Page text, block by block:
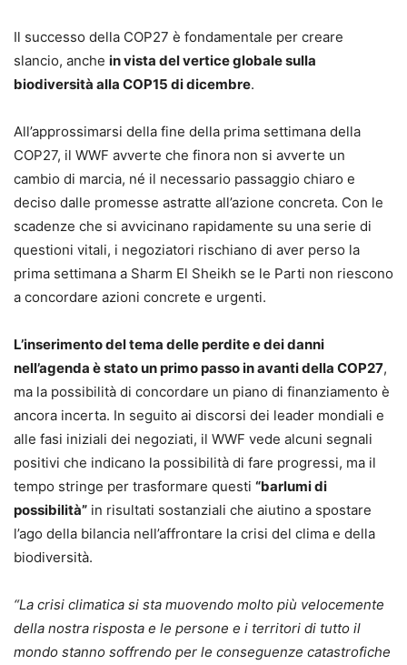
Il successo della COP27 è fondamentale per creare
slancio, anche in vista del vertice globale sulla
biodiversità alla COP15 di dicembre.
All’approssimarsi della fine della prima settimana della
COP27, il WWF avverte che finora non si avverte un
cambio di marcia, né il necessario passaggio chiaro e
deciso dalle promesse astratte all’azione concreta. Con le
scadenze che si avvicinano rapidamente su una serie di
questioni vitali, i negoziatori rischiano di aver perso la
prima settimana a Sharm El Sheikh se le Parti non riescono
a concordare azioni concrete e urgenti.
L’inserimento del tema delle perdite e dei danni
nell’agenda è stato un primo passo in avanti della COP27,
ma la possibilità di concordare un piano di finanziamento è
ancora incerta. In seguito ai discorsi dei leader mondiali e
alle fasi iniziali dei negoziati, il WWF vede alcuni segnali
positivi che indicano la possibilità di fare progressi, ma il
tempo stringe per trasformare questi “barlumi di
possibilità” in risultati sostanziali che aiutino a spostare
l’ago della bilancia nell’affrontare la crisi del clima e della
biodiversità.
“La crisi climatica si sta muovendo molto più velocemente
della nostra risposta e le persone e i territori di tutto il
mondo stanno soffrendo per le conseguenze catastrofiche